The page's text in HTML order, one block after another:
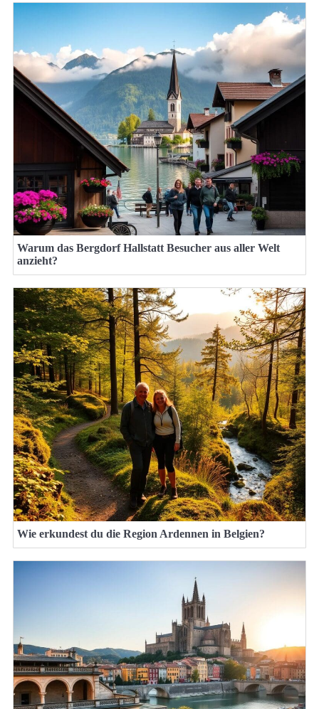
Warum das Bergdorf Hallstatt Besucher aus aller Welt
anzieht?
Wie erkundest du die Region Ardennen in Belgien?